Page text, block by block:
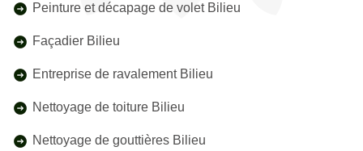
Peinture et décapage de volet Bilieu
Façadier Bilieu
Entreprise de ravalement Bilieu
Nettoyage de toiture Bilieu
Nettoyage de gouttières Bilieu